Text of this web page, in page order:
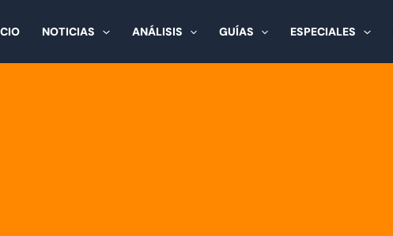
NOTICIAS ANÁLISIS GUÍAS ESPECIALES